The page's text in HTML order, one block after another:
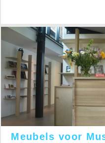
Meubels voor